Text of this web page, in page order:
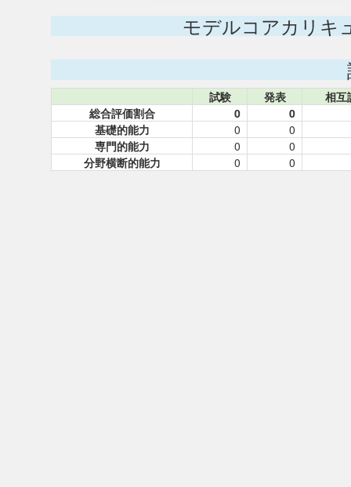
モデルコアカリキ
試験 発表
相互
総合評価割合
0
0
基礎的能力
0
0
専門的能力
0
0
分野横断的能力
0 0